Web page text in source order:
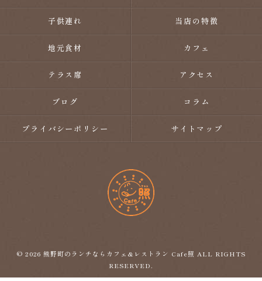
子供連れ 当店の特徴
地元食材 カフェ
テラス席 アクセス
ブログ コラム
プライバシーポリシー サイトマップ
© 2026 熊野町のランチならカフェ&レストラン Cafe照 ALL RIGHTS
RESERVED.